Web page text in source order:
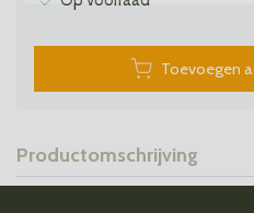
Toevoegen
Productomschrijving